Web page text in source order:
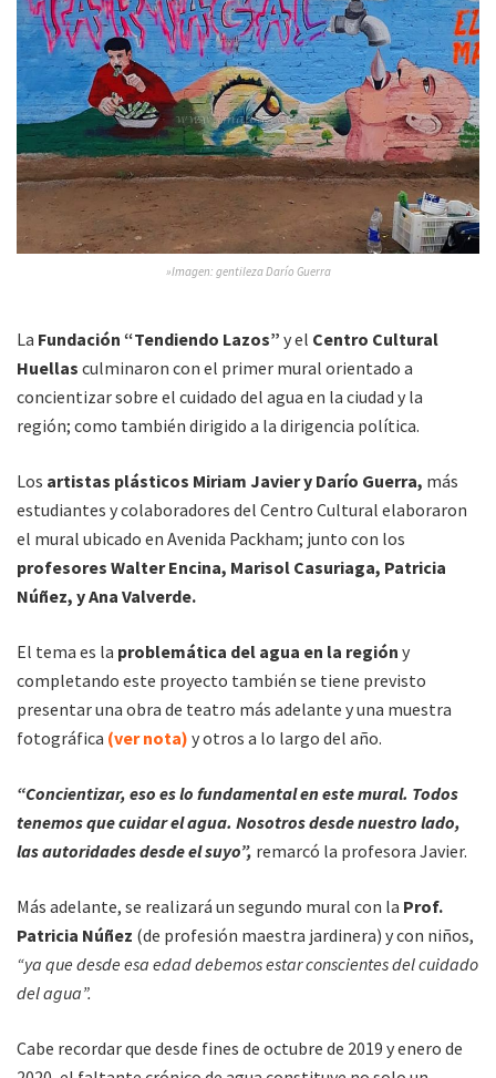
»Imagen: gentileza Darío Guerra
La Fundación “Tendiendo Lazos” y el Centro Cultural
Huellas culminaron con el primer mural orientado a
concientizar sobre el cuidado del agua en la ciudad y la
región; como también dirigido a la dirigencia política.
Los artistas plásticos Miriam Javier y Darío Guerra, más
estudiantes y colaboradores del Centro Cultural elaboraron
el mural ubicado en Avenida Packham; junto con los
profesores Walter Encina, Marisol Casuriaga, Patricia
Núñez, y Ana Valverde.
El tema es la problemática del agua en la región y
completando este proyecto también se tiene previsto
presentar una obra de teatro más adelante y una muestra
fotográfica (ver nota) y otros a lo largo del año.
“Concientizar, eso es lo fundamental en este mural. Todos
tenemos que cuidar el agua. Nosotros desde nuestro lado,
las autoridades desde el suyo”, remarcó la profesora Javier.
Más adelante, se realizará un segundo mural con la Prof.
Patricia Núñez (de profesión maestra jardinera) y con niños,
“ya que desde esa edad debemos estar conscientes del cuidado
del agua”.
Cabe recordar que desde fines de octubre de 2019 y enero de